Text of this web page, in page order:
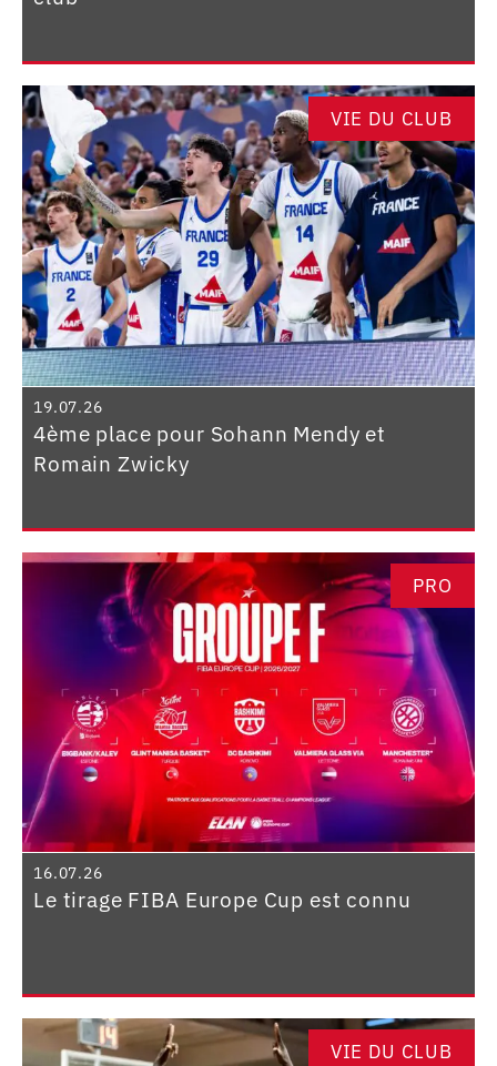
VIE DU CLUB
19.07.26
4ème place pour Sohann Mendy et
Romain Zwicky
PRO
16.07.26
Le tirage FIBA Europe Cup est connu
VIE DU CLUB